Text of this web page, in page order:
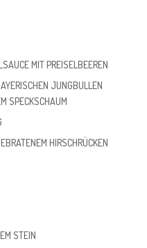
MIT PREISELBEEREN
JUNGBULLEN
SPECKSCHAUM
HIRSCHRÜCKEN
STEIN